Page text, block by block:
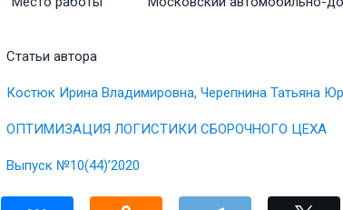
Статьи автора
Костюк Ирина Владимировна, Черепнина Татьяна
ОПТИМИЗАЦИЯ ЛОГИСТИКИ СБОРОЧНОГО ЦЕХА
Выпуск №10(44)’2020